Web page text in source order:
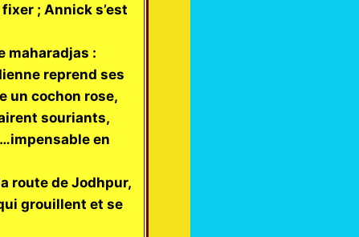
; Annick s’est
maharadjas :
reprend ses
un cochon rose,
souriants,
en
route de Jodhpur,
grouillent et se